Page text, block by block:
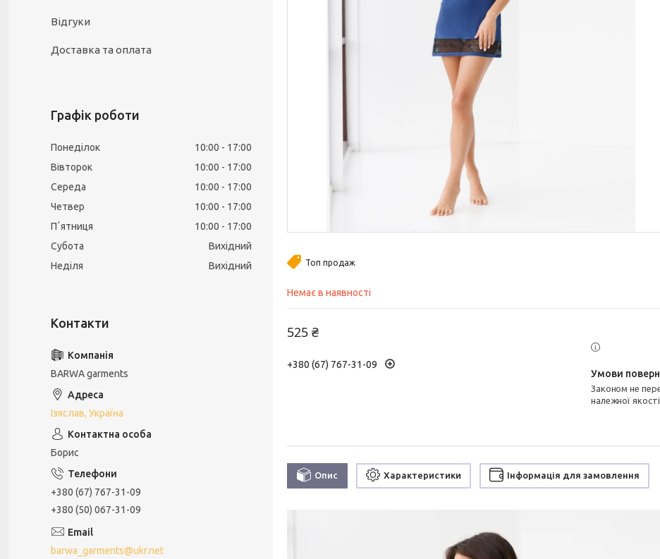
Топ продаж
Немає в наявності
525 ₴
+380 (67) 767-31-09
Законом не передбачено повернення та обмін даного товару
належної якості
Опис Характеристики Інформація для замовлення
Відгуки
Доставка та оплата
Графік роботи
Понеділок 10:00
17:00
Вівторок
10:00
17:00
Середа
10:00
17:00
Четвер
10:00
17:00
Пʼятниця
10:00
17:00
Субота
Вихідний
Неділя
Вихідний
BARWA garments
Ізяслав, Україна
Борис
+380 (67) 767-31-09
+380 (50) 067-31-09
barwa_garments@ukr.net